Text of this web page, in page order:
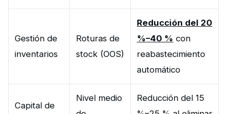
Gestión de
inventarios
Roturas de
stock (OOS)
Reducción del 20
%–40 % con
reabastecimiento
automático
Capital de
Nivel medio
Reducción del 15